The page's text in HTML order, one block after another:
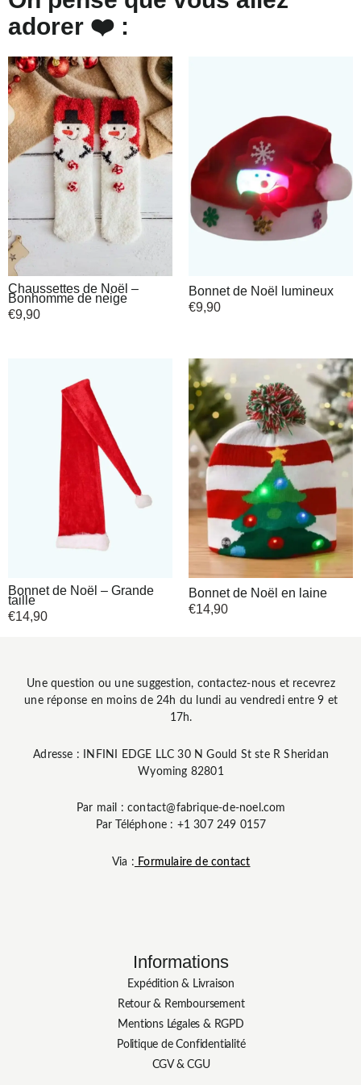
adorer ❤️ :
Chaussettes de Noël –
Bonhomme de neige
€9,90
Bonnet de Noël lumineux
€9,90
Bonnet de Noël – Grande
taille
€14,90
Bonnet de Noël en laine
€14,90
Une question ou une suggestion, contactez-nous et recevrez
une réponse en moins de 24h du lundi au vendredi entre 9 et
17h.
Adresse : INFINI EDGE LLC 30 N Gould St ste R Sheridan
Wyoming 82801
Par mail : contact@fabrique-de-noel.com
Par Téléphone : +1 307 249 0157
Via : Formulaire de contact
Informations
Expédition & Livraison
Retour & Remboursement
Mentions Légales & RGPD
Politique de Confidentialité
CGV & CGU